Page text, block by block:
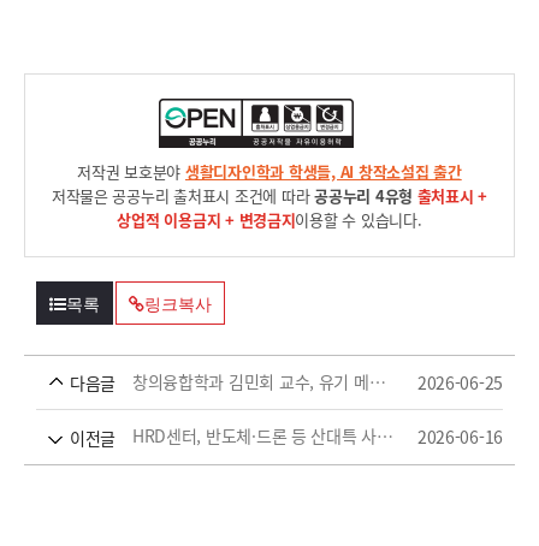
저작권 보호분야 생활디자인학과 학생들, AI 창작소설집 출간
저작물은 공공누리 출처표시 조건에 따라공공누리 4유형 출처표시 +
상업적 이용금지 + 변경금지이용할 수 있습니다.
목록 링크복사
다음글 창의융합학과 김민회 교수, 유기 메모리 소자용 고분자 터널링층 설계 기준 제시 2026-06-25
이전글 HRD센터, 반도체·드론 등 산대특 사업 3개 과정 선정 2026-06-16